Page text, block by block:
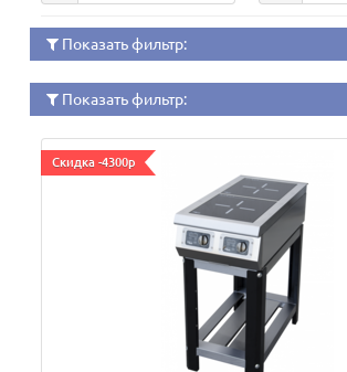
Показать фильтр:
Показать фильтр:
Скидка -4300р